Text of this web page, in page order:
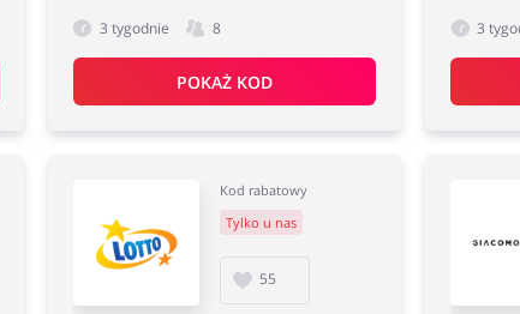
3 tygodnie 8
POKAŻ KOD
3
Kod rabatowy
Tylko u nas
55